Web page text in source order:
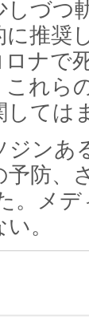
づつ
推奨
ナで
れら
ては
ンあ
防、
。メ
。